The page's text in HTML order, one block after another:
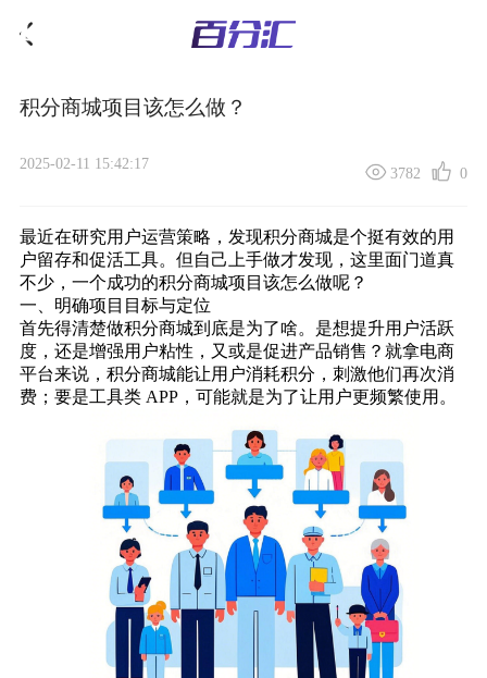
积分商城项目该怎么做？
2025-02-11 15:42:17
3782 0
最近在研究用户运营策略，发现积分商城是个挺有效的用
户留存和促活工具。但自己上手做才发现，这里面门道真
不少，一个成功的积分商城项目该怎么做呢？
一、明确项目目标与定位
首先得清楚做积分商城到底是为了啥。是想提升用户活跃
度，还是增强用户粘性，又或是促进产品销售？就拿电商
平台来说，积分商城能让用户消耗积分，刺激他们再次消
费；要是工具类 APP，可能就是为了让用户更频繁使用。